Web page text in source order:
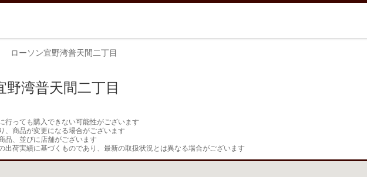
ローソン宜野湾普天間二丁目
野湾普天間二丁目
行っても購入できない可能性がございます
、商品が変更になる場合がございます
品、並びに店舗がございます
出荷実績に基づくものであり、最新の取扱状況とは異なる場合がございます